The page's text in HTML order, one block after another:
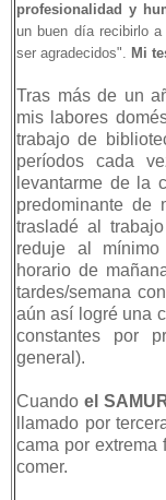
profesionalidad y
un buen día recibirlo
ser agradecidos". Mi
Tras más de un
mis labores
trabajo de
períodos cada
levantarme de la
predominante de
trasladé al
reduje al
horario de
tardes/semana
aún así logré una
constantes por
general).
Cuando el
llamado por
cama por extrema
comer.